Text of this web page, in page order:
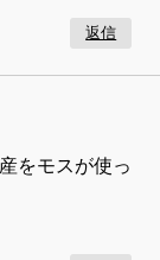
返信
をモスが使っ